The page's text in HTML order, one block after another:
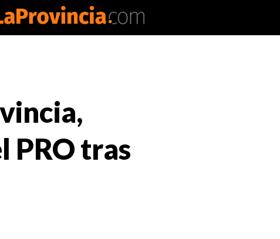
PRO tras